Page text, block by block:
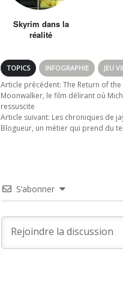
Skyrim dans la
réalité
TOPICS INFOGRAPHIE JEU
Article précédent: The Return of the
Moonwalker, le film délirant où
ressuscite
Article suivant: Les chroniques de
Blogueur, un métier qui prend du
S’abonner